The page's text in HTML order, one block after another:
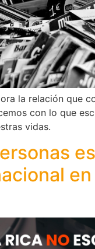
la relación que
con lo que
vidas.